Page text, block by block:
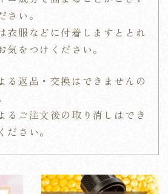
い。
衣服などに付着しますととれ
をつけください。
る返品・交換はできませんの
るご注文後の取り消しはでき
さい。